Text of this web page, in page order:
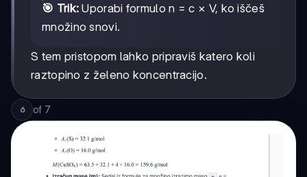
🎯 Trik: Uporabi formulo n = c × V, ko iščeš
množino snovi.
S tem pristopom lahko pripraviš katero koli
raztopino z želeno koncentracijo.
6 of 7